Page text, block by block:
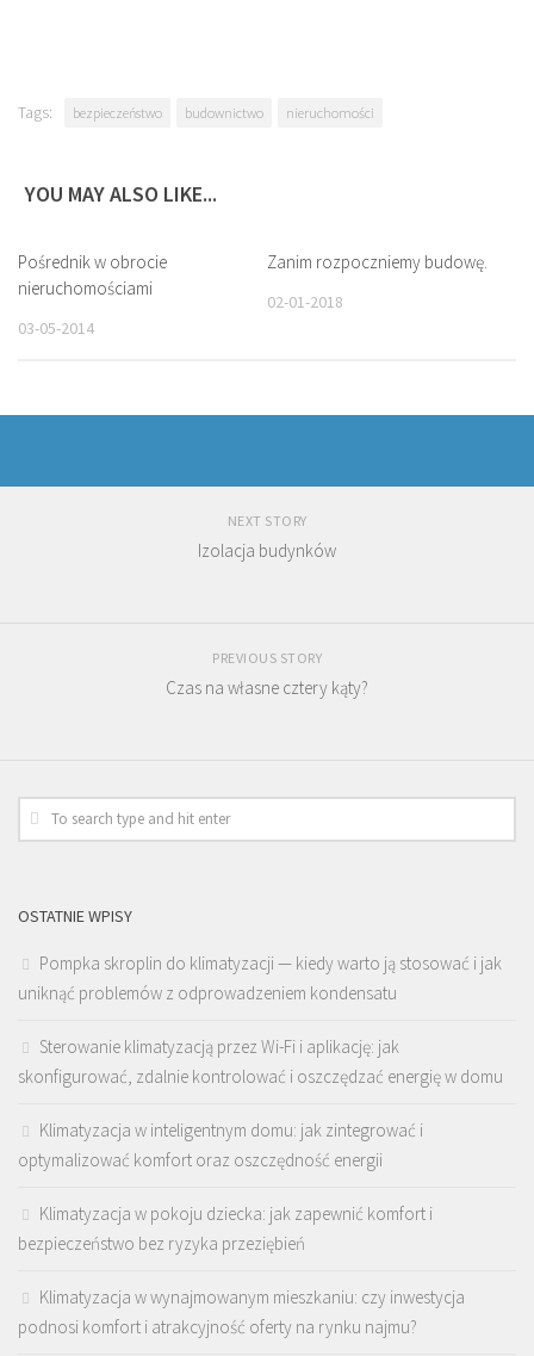
Tags: bezpieczeństwo budownictwo nieruchomości
YOU MAY ALSO LIKE...
Pośrednik w obrocie
nieruchomościami
03-05-2014
Zanim rozpoczniemy budowę.
02-01-2018
NEXT STORY
Izolacja budynków
PREVIOUS STORY
Czas na własne cztery kąty?
OSTATNIE WPISY
Pompka skroplin do klimatyzacji — kiedy warto ją stosować i jak
uniknąć problemów z odprowadzeniem kondensatu
Sterowanie klimatyzacją przez Wi-Fi i aplikację: jak
skonfigurować, zdalnie kontrolować i oszczędzać energię w domu
Klimatyzacja w inteligentnym domu: jak zintegrować i
optymalizować komfort oraz oszczędność energii
Klimatyzacja w pokoju dziecka: jak zapewnić komfort i
bezpieczeństwo bez ryzyka przeziębień
Klimatyzacja w wynajmowanym mieszkaniu: czy inwestycja
podnosi komfort i atrakcyjność oferty na rynku najmu?